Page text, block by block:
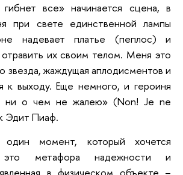
все» начинается сцена, в
при свете единственной лампы
надевает платье (пеплос) и
их своим телом. Меня это
звезда, жаждущая аплодисментов и
к выходу. Еще немного, и героиня
ни о чем не жалею» (Non! Je ne
Эдит Пиаф.
момент, который хочется
метафора надежности и